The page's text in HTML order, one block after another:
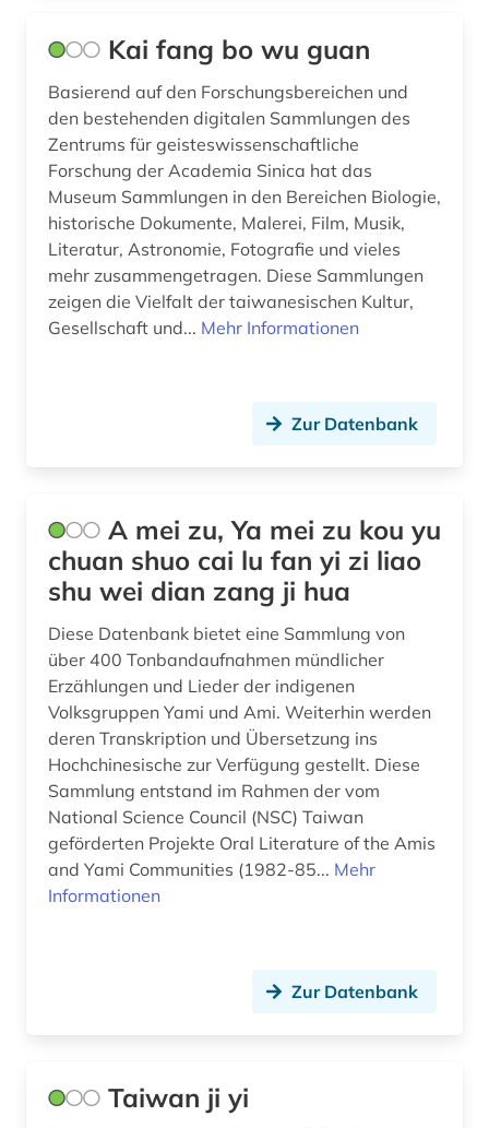
Kai fang bo wu guan
Basierend auf den Forschungsbereichen und
den bestehenden digitalen Sammlungen des
Zentrums für geisteswissenschaftliche
Forschung der Academia Sinica hat das
Museum Sammlungen in den Bereichen Biologie,
historische Dokumente, Malerei, Film, Musik,
Literatur, Astronomie, Fotografie und vieles
mehr zusammengetragen. Diese Sammlungen
zeigen die Vielfalt der taiwanesischen Kultur,
Gesellschaft und... Mehr Informationen
Zur Datenbank
A mei zu, Ya mei zu kou yu
chuan shuo cai lu fan yi zi liao
shu wei dian zang ji hua
Diese Datenbank bietet eine Sammlung von
über 400 Tonbandaufnahmen mündlicher
Erzählungen und Lieder der indigenen
Volksgruppen Yami und Ami. Weiterhin werden
deren Transkription und Übersetzung ins
Hochchinesische zur Verfügung gestellt. Diese
Sammlung entstand im Rahmen der vom
National Science Council (NSC) Taiwan
geförderten Projekte Oral Literature of the Amis
and Yami Communities (1982-85... Mehr
Informationen
Zur Datenbank
Taiwan ji yi